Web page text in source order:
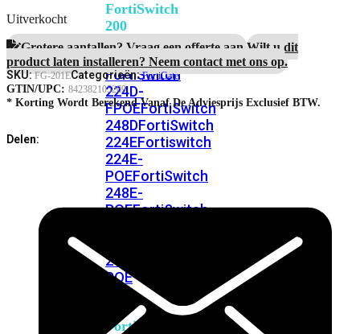
FortiSwitch
200
Series
FortiSwitch
224D-
FPOEFortiSwitch
248DFortiSwitch
224EFortiswitch
224E-
POEFortiSwitch
248E-
POEFortiSwitch
216F-
POE
FortiSwitch
Uitverkocht
Grotere aantallen? Vraag een offerte aan.Wilt u dit
product laten installeren? Neem contact met ons op.
SKU:FG-201ECategorieën:FortiGate
GTIN/UPC: 842382105269
* Korting Wordt Berekend Vanaf De Adviesprijs Exclusief BTW.
Delen: